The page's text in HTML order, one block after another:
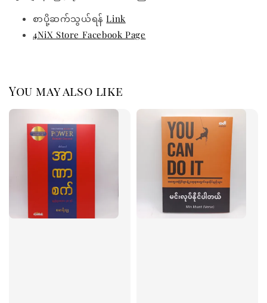
စာပို့ဆက်သွယ်ရန်Link
4NiX Store Facebook Page
You may also like